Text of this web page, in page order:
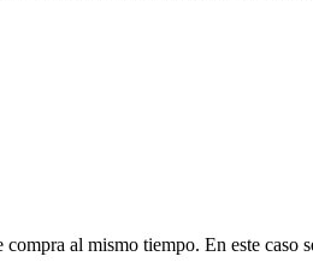
al mismo tiempo. En este caso